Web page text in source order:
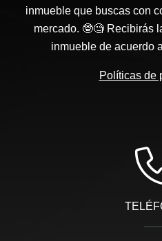
inmueble que buscas con
mercado. 🤓🧐 Recibirás
inmueble de acuerdo
Políticas de